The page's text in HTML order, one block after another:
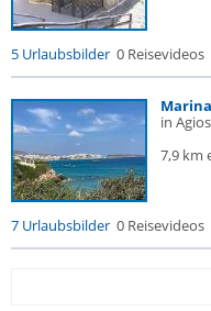
5 Urlaubsbilder 0 Reisevideos
in
7,9 km
7 Urlaubsbilder 0 Reisevideos